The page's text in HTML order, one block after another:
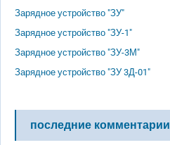
Зарядное устройство "ЗУ"
Зарядное устройство "ЗУ-1"
Зарядное устройство "ЗУ-3М"
Зарядное устройство "ЗУ 3Д-01"
последние комментарии